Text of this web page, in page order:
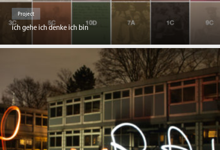
Project
ich gehe ich denke ich bin